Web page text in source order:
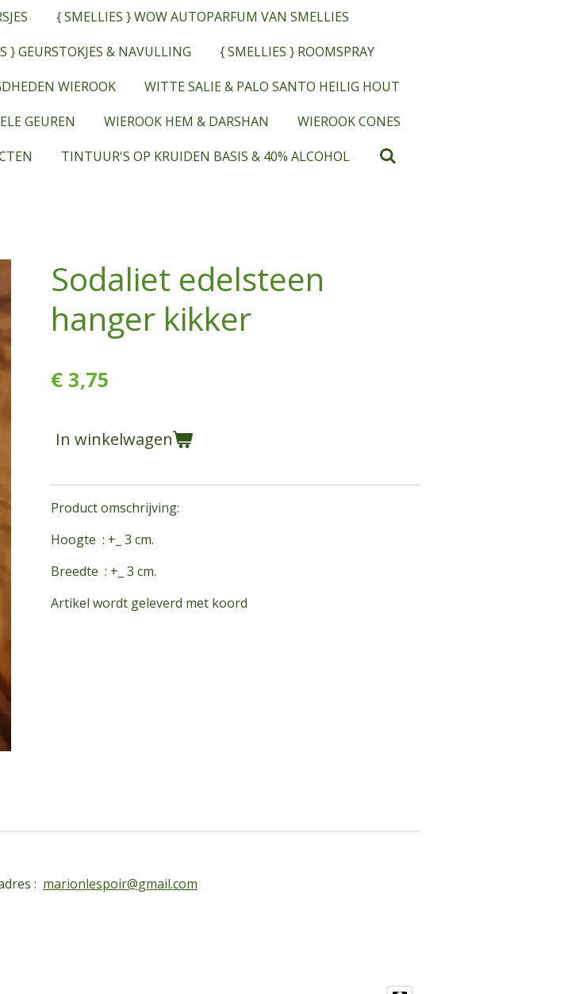
{ SMELLIES } WOW AUTOPARFUM VAN SMELLIES
} GEURSTOKJES & NAVULLING
{ SMELLIES } ROOMSPRAY
WIEROOK
WITTE SALIE & PALO SANTO HEILIG HOUT
GEUREN WIEROOK HEM & DARSHAN
WIEROOK CONES
TINTUUR'S OP KRUIDEN BASIS & 40% ALCOHOL
Sodaliet edelsteen
hanger kikker
€ 3,75
In winkelwagen
Product omschrijving:
Hoogte : +_ 3 cm.
Breedte : +_ 3 cm.
Artikel wordt geleverd met koord
: marionlespoir@gmail.com